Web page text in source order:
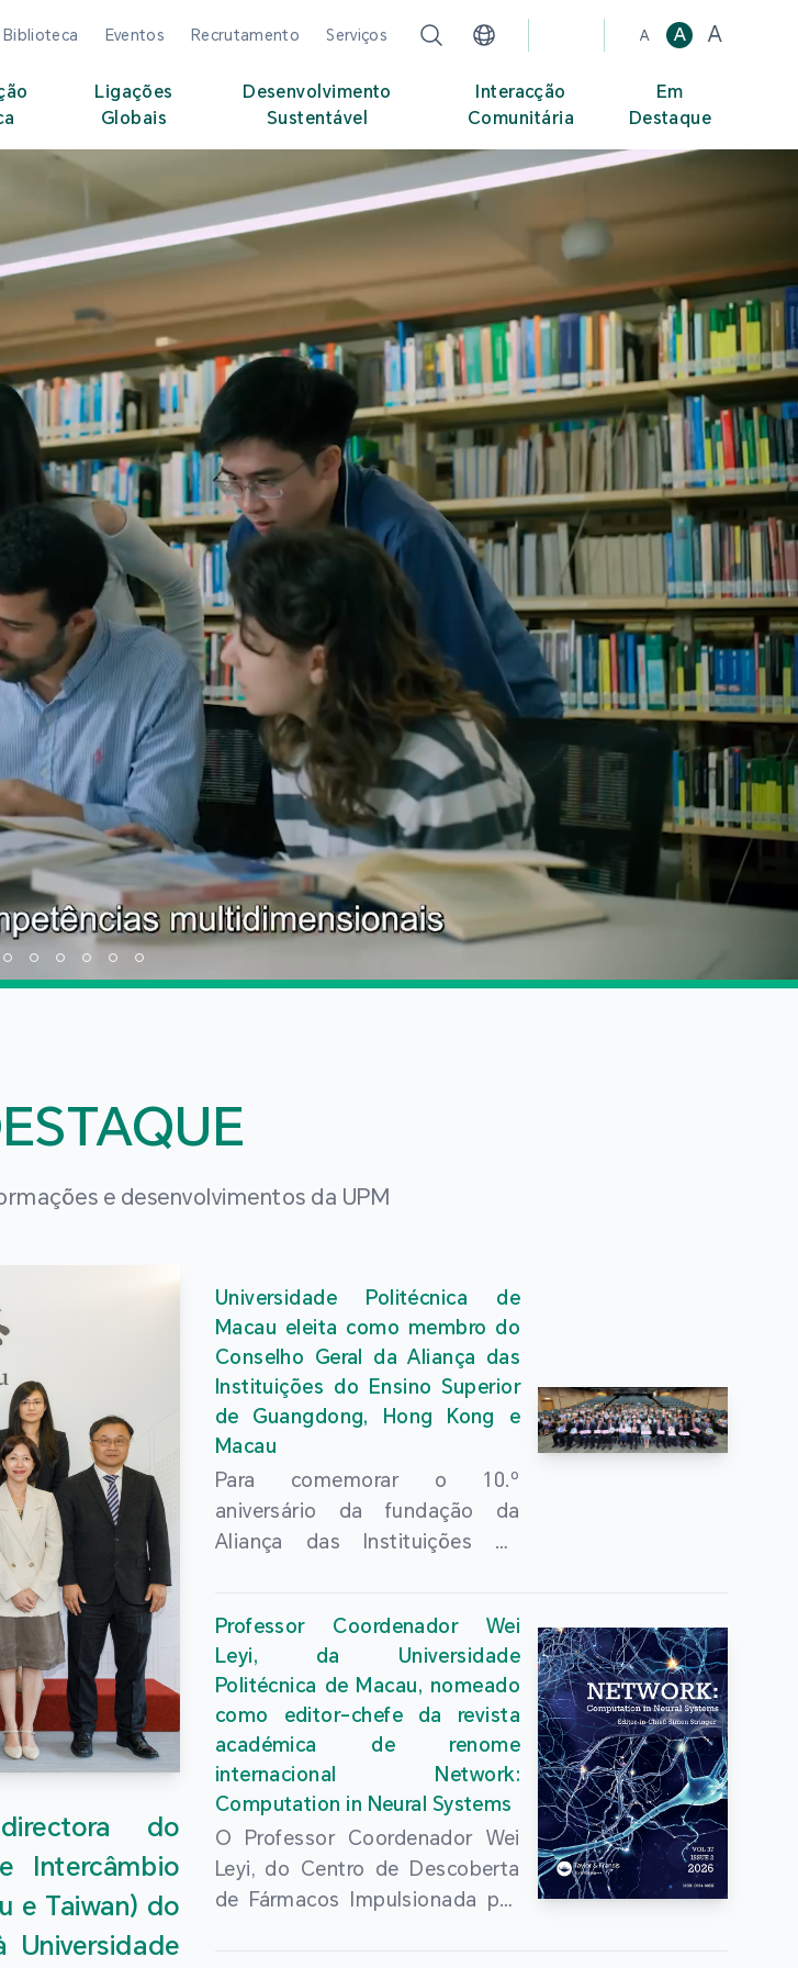
Biblioteca Eventos Recrutamento Serviços A A A
Ligações
Globais
Desenvolvimento
Sustentável
Interacção
Comunitária
Em
Destaque
e desenvolvimentos da UPM
do
Intercâmbio
e Taiwan) do
Universidade Politécnica de
Macau eleita como membro do
Conselho Geral da Aliança das
Instituições do Ensino Superior
de Guangdong, Hong Kong e
Macau
Para comemorar o 10.º
aniversário da fundação da
Aliança das Instituições do
aprofundar ainda mais a
inovação conjunta do ensino
superior das três regiões,
realizou-se com sucesso, no dia
24 de Julho, na Universidade
Chinesa de Hong Kong, a
“Conferência Anual 2026 da
Aliança das Instituições do
Ensino Superior de Guangdong,
Hong Kong e Macau e Fórum
Professor Coordenador Wei
Leyi, da Universidade
Politécnica de Macau, nomeado
como editor-chefe da revista
académica de renome
internacional Network:
Computation in Neural Systems
O Professor Coordenador Wei
Leyi, do Centro de Descoberta
de Fármacos Impulsionada por